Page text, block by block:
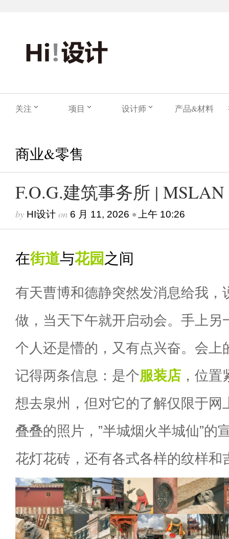
关注 项目 设计师 产品&材料
商业&零售
F.O.G.建筑事务所 |
by HI设计 on 6 月 11, 2026 • 上午 10:26
在街道与花园之间
有天曹博和德静突然发消息给我，
做，当天下午就开启动会。手上另
个人还是懵的，又有点兴奋。会上
记得两条信息：是个服装店 ，位
想去泉州，但对它的了解仅限于
叠叠的照片，”半城烟火半城仙”的
花灯花砖，还有各式各样的纹样和